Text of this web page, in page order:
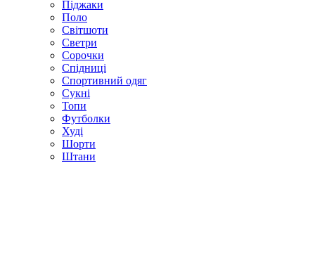
Піджаки
Поло
Світшоти
Светри
Сорочки
Спідниці
Спортивний одяг
Сукні
Топи
Футболки
Худі
Шорти
Штани